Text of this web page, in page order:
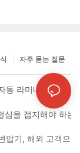
자주 묻는 질문
영합니다. 공급업
동 라미네이팅 및
로 환영합니다!
심을 접지해야 하는
CANWIN
압기, 해외 고객으